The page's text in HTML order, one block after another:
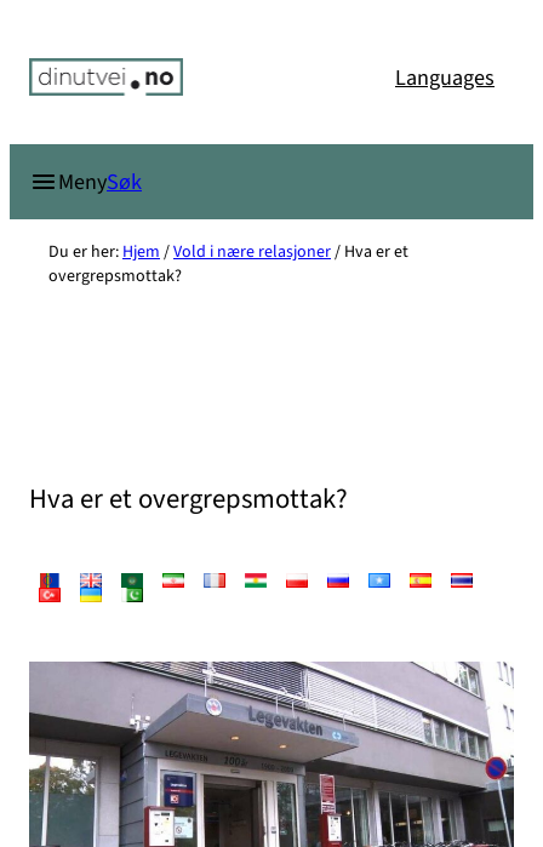
innhold
Languages
MenySøk
Du er her: Hjem /Vold i nære relasjoner/ Hva er et
overgrepsmottak?
Hva er et overgrepsmottak?